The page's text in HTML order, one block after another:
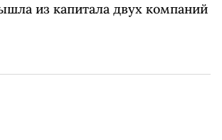
из капитала двух компаний